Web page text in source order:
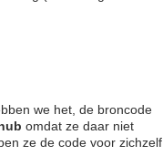
we het, de broncode
omdat ze daar niet
ze de code voor zichzelf